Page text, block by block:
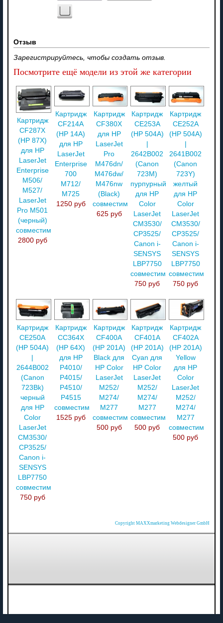
Отзыв
Зарегистрируйтесь, чтобы создать отзыв.
Посмотрите ещё модели из этой же категории
Картридж
CF287X
(HP 87X)
для HP
LaserJet
Enterprise
M506/
M527/
LaserJet
Pro M501
(черный)
совместимый
2800 руб
Картридж
CF214A
(HP 14A)
для HP
LaserJet
Enterprise
700
M712/
M725
1250 руб
Картридж
CF380X
для HP
LaserJet
Pro
M476dn/
M476dw/
M476nw
(Black)
совместимый
625 руб
Картридж
CE253A
(HP 504A)
2642B002
(Canon
723M)
пурпурный
для HP
Color
LaserJet
CM3530/
CP3525/
Canon i-
SENSYS
LBP7750
совместимый
750 руб
Картридж
CE252A
(HP 504A)
2641B002
(Canon
723Y)
желтый
для HP
Color
LaserJet
CM3530/
CP3525/
Canon i-
SENSYS
LBP7750
совместимый
750 руб
Картридж
CE250A
(HP 504A)
|
2644B002
(Canon
723Bk)
черный
для HP
Color
LaserJet
CM3530/
CP3525/
Canon i-
SENSYS
LBP7750
совместимый
750 руб
Картридж
CC364X
(HP 64X)
для HP
P4010/
P4015/
P4510/
P4515
совместимый
1525 руб
Картридж
CF400A
(HP 201A)
Black для
HP Color
LaserJet
M252/
M274/
M277
совместимый
500 руб
Картридж
CF401A
(HP 201A)
Cyan для
HP Color
LaserJet
M252/
M274/
M277
совместимый
500 руб
Картридж
CF402A
(HP 201A)
Yellow
для HP
Color
LaserJet
M252/
M274/
M277
совместимый
500 руб
Copyright MAXXmarketing Webdesigner GmbH